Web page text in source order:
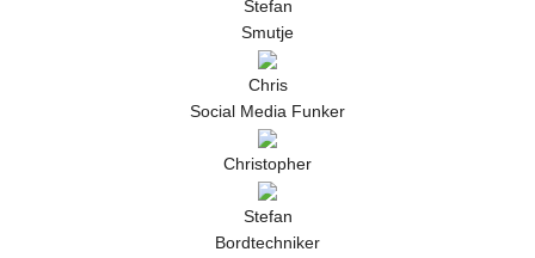
Stefan
Smutje
Chris
Social Media Funker
Christopher
Stefan
Bordtechniker